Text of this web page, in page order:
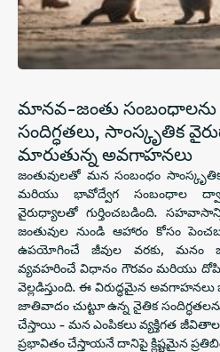
మానవ-జంతు సంబంధాలను
సందిగ్ధతలు, సాంస్కృతిక
మారుతున్న అవగాహనలు
జంతువులతో మన సంబంధం
మరియు భావోద్వేగ సంబంధాల
వైరుధ్యాలతో గుర్తించబడింది.
జంతువుల నుండి ఆహారం కోసం
ఉపయోగించే జీవుల వరకు, మనం
వ్యవహరించే విధానం గౌరవం మరియు దోపిడీ
వెల్లడిస్తుంది. ఈ విరుద్ధమైన అవగాహనలు
జాతివాదం చుట్టూ ఉన్న నైతిక
చేస్తాయి - మన ఎంపికలు వ్యక్తిగత
ప్రభావితం చేస్తాయనే దానిపై క్లిష్టమైన